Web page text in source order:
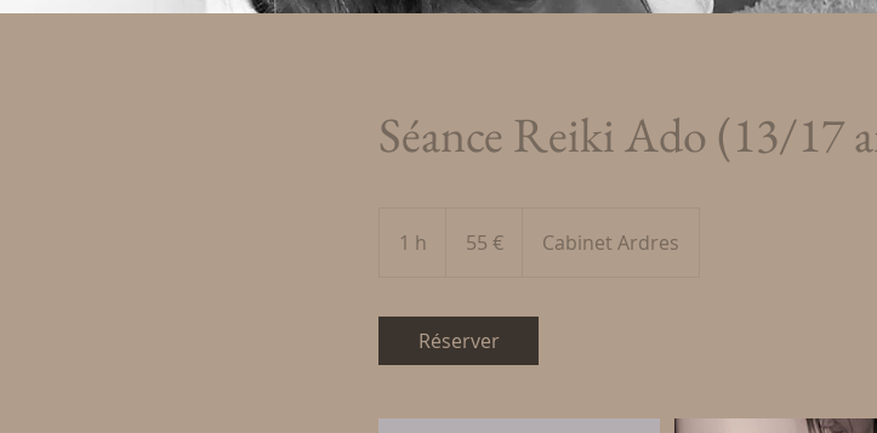
Séance Reiki Ado (13/17
1 h 55 € Cabinet Ardres
Réserver